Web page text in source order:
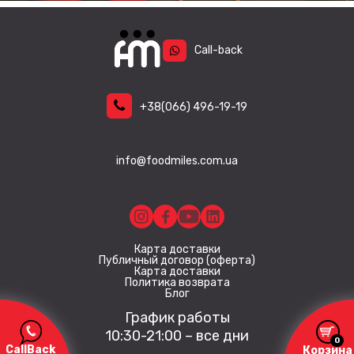
Call-back
+38(066) 496-19-19
info@foodmiles.com.ua
Карта доставки
Публичный договор (оферта)
Карта доставки
Политика возврата
Блог
График работы
10:30-21:00 – все дни
CallBack
0
Корзина